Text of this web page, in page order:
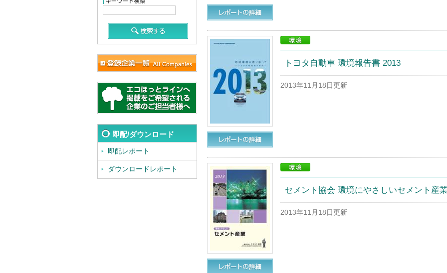
即配/ダウンロード
即配レポート
ダウンロードレポート
トヨタ自動車 環境報告書 2013
2013年11月18日更新
セメント協会 環境にやさしいセメント産
2013年11月18日更新